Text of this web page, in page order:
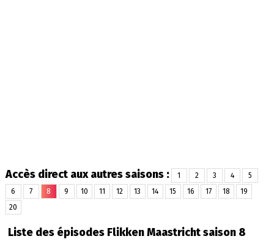
Accès direct aux autres saisons : 1 2 3 4
5
6
7 8 9 10 11 12 13 14 15 16 17 18
19
20
Liste des épisodes Flikken Maastricht saison 8